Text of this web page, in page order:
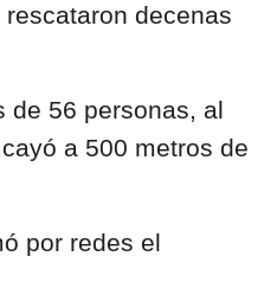
decenas
de 56 personas, al
a 500 metros de
por redes el